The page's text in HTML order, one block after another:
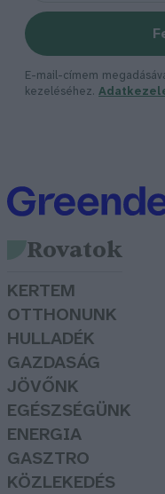
E-mail-címem
kezeléséhez.
Rovatok
KERTEM
OTTHONUNK
HULLADÉK
GAZDASÁG
JÖVŐNK
EGÉSZSÉGÜNK
ENERGIA
GASZTRO
KÖZLEKEDÉS